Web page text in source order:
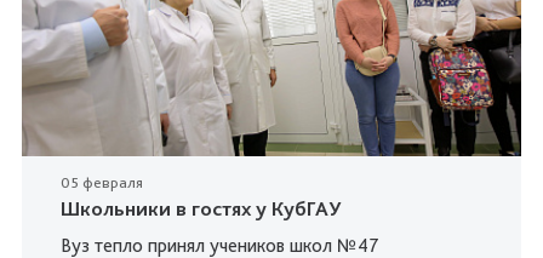
05 февраля
Школьники в гостях у КубГАУ
Вуз тепло принял учеников школ №47